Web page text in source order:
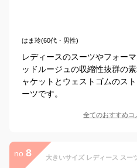
はま玲(60代・男性)
レディースのスーツやフォー
ッドルージュの収縮性抜群の
ャケットとウェストゴムのス
ーツです。
全てのおすすめコ
no. 8